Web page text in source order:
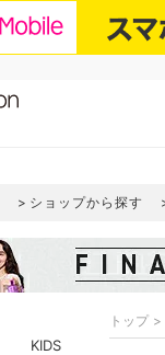
ショップから探す
KIDS
トップ